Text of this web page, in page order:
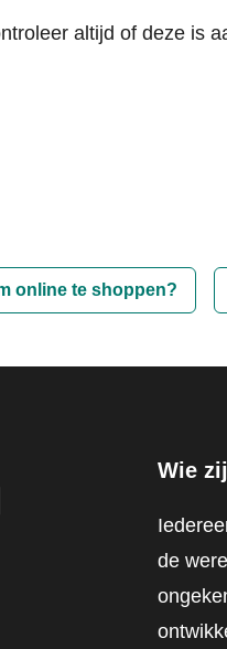
altijd of deze is
online te shoppen?
Wie
de